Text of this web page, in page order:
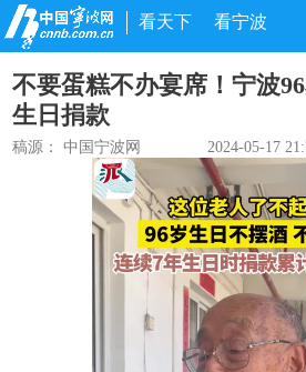
看天下 看宁波
不要蛋糕不办宴席！宁波
生日捐款
稿源： 中国宁波网 2024-05-17